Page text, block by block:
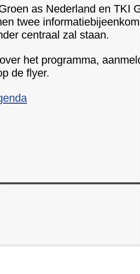
as Nederland en TKI
twee
centraal zal staan.
het programma,
de flyer.